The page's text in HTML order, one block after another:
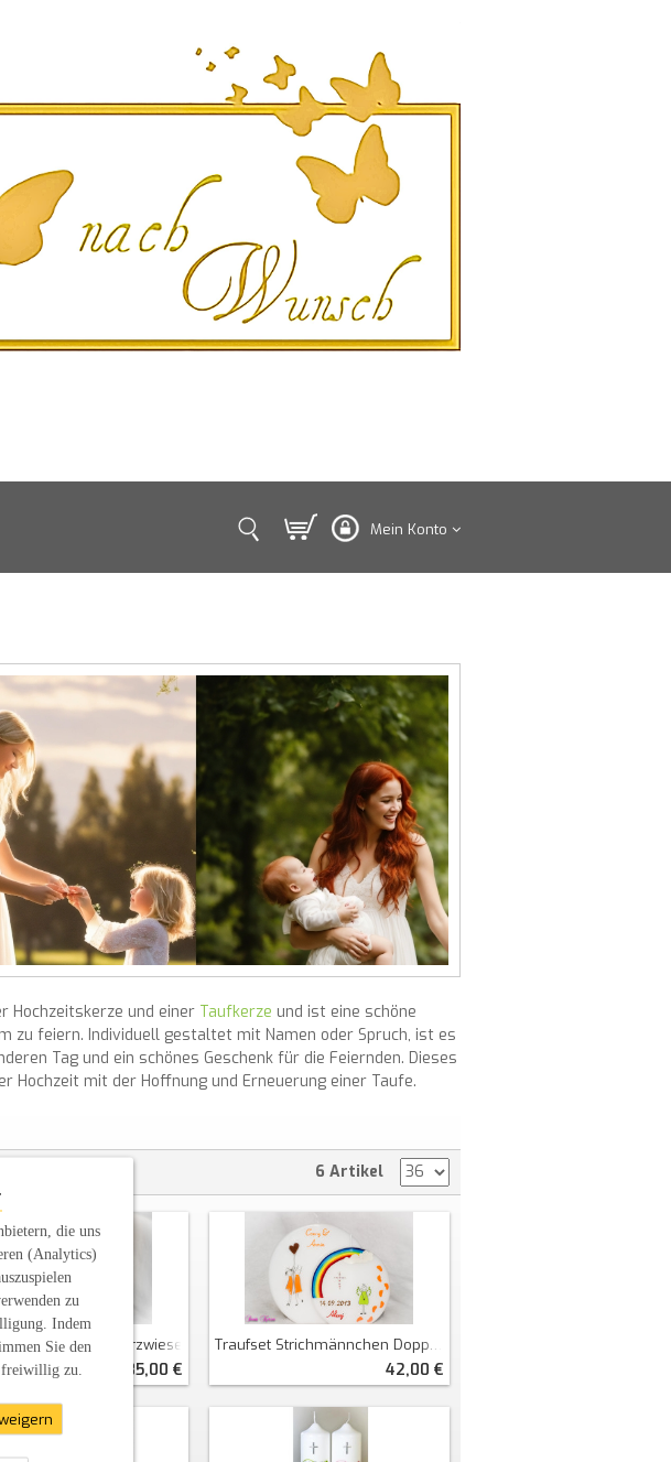
Mein Konto
Hochzeitskerze und einer Taufkerze und ist eine schöne
zu feiern. Individuell gestaltet mit Namen oder Spruch, ist es
Tag und ein schönes Geschenk für die Feiernden. Dieses
Hochzeit mit der Hoffnung und Erneuerung einer Taufe.
6 Artikel
Herzbaum + Herzwiese
85,00 €
Traufset Strichmännchen Doppeldiskus
42,00 €
die uns
(Analytics)
zu
Indem
Sie den
freiwillig zu.